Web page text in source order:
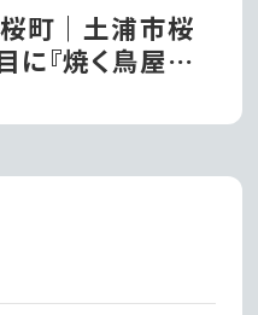
町｜土浦市桜
に『焼く鳥屋鳥